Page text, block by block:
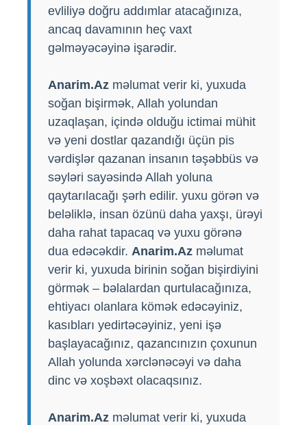
evliliyə doğru addımlar atacağınıza,
ancaq davamının heç vaxt
gəlməyəcəyinə işarədir.
Anarim.Az məlumat verir ki, yuxuda
soğan bişirmək, Allah yolundan
uzaqlaşan, içində olduğu ictimai mühit
və yeni dostlar qazandığı üçün pis
vərdişlər qazanan insanın təşəbbüs və
səyləri sayəsində Allah yoluna
qaytarılacağı şərh edilir. yuxu görən və
beləliklə, insan özünü daha yaxşı, ürəyi
daha rahat tapacaq və yuxu görənə
dua edəcəkdir. Anarim.Az məlumat
verir ki, yuxuda birinin soğan bişirdiyini
görmək – bəlalardan qurtulacağınıza,
ehtiyacı olanlara kömək edəcəyiniz,
kasıbları yedirtəcəyiniz, yeni işə
başlayacağınız, qazancınızın çoxunun
Allah yolunda xərclənəcəyi və daha
dinc və xoşbəxt olacaqsınız.
Anarim.Az məlumat verir ki, yuxuda